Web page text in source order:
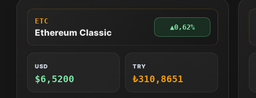
ETC
Ethereum Classic
▲0,62%
USD
$6,5200
TRY
₺310,8651